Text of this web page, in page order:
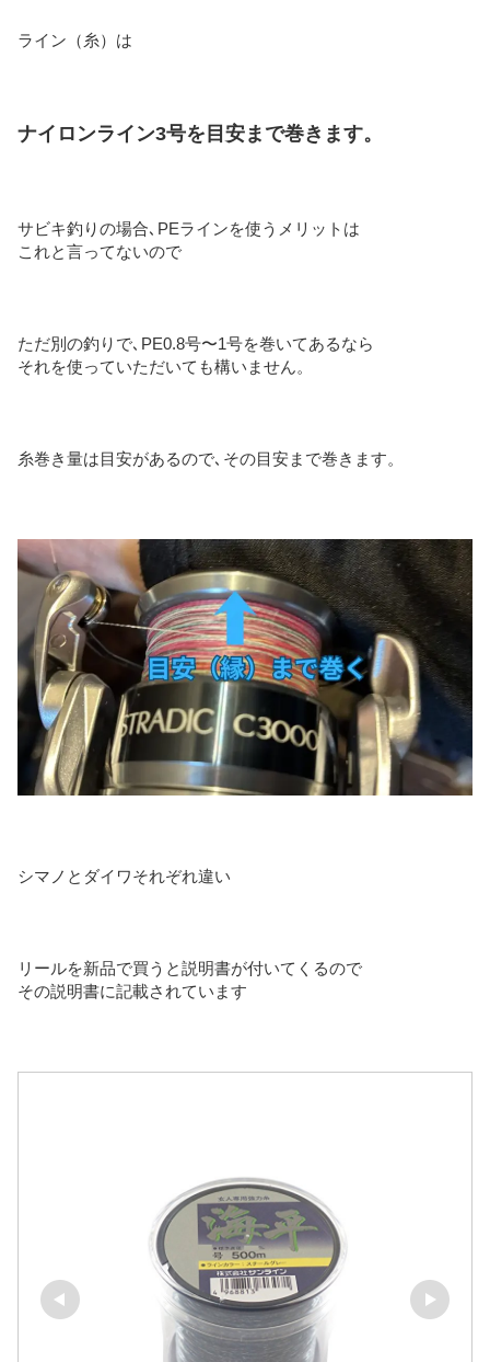
ライン（糸）は
ナイロンライン3号を目安まで巻きます。
サビキ釣りの場合､PEラインを使うメリットは
これと言ってないので
ただ別の釣りで､ PE0.8号〜1号を巻いてあるなら
それを使っていただいても構いません。
糸巻き量は目安があるので､その目安まで巻きます。
シマノとダイワそれぞれ違い
リールを新品で買うと説明書が付いてくるので
その説明書に記載されています